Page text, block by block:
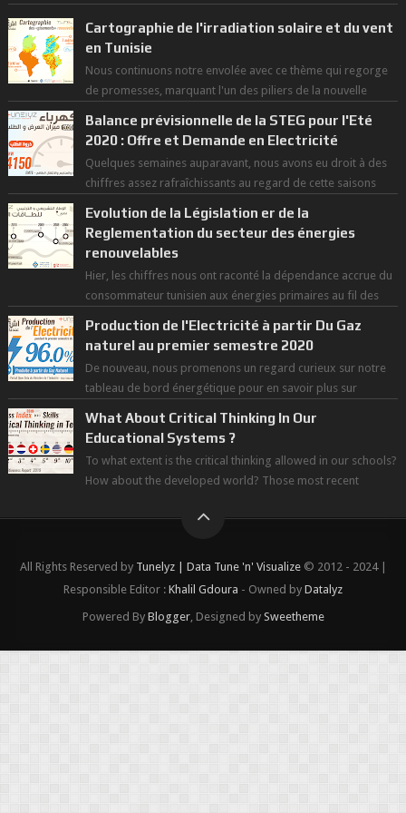
Cartographie de l'irradiation solaire et du vent
en Tunisie
Nous continuons notre envolée avec ce thème qui regorge
de promesses, marquant l'un des piliers de la nouvelle
Balance prévisionnelle de la STEG pour l'Eté
2020 : Offre et Demande en Electricité
Quelques semaines auparavant, nous avons eu droit à des
chiffres assez rafraîchissants au regard de cette saisons
Evolution de la Législation er de la
Reglementation du secteur des énergies
renouvelables
Hier, les chiffres nous ont raconté la dépendance accrue du
consommateur tunisien aux énergies primaires au fil des
Production de l'Electricité à partir Du Gaz
naturel au premier semestre 2020
De nouveau, nous promenons un regard curieux sur notre
tableau de bord énergétique pour en savoir plus sur
What About Critical Thinking In Our
Educational Systems ?
To what extent is the critical thinking allowed in our schools?
How about the developed world? Those most recent
All Rights Reserved by Tunelyz | Data Tune 'n' Visualize© 2012 - 2024 |
Responsible Editor : Khalil Gdoura - Owned by Datalyz
Powered By Blogger, Designed by Sweetheme